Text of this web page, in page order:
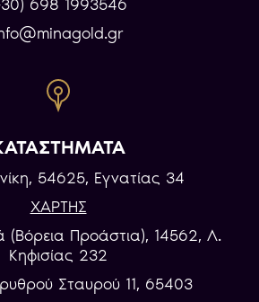
698 1993546
54625, Εγνατίας 34
ΧΑΡΤΗΣ
(Βόρεια Προάστια), 14562, Λ.
Κηφισίας 232
Σταυρού 11, 65403